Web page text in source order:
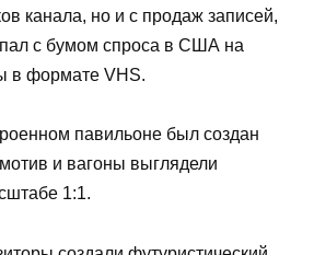
канала, но и с продаж записей,
с бумом спроса в США на
в формате VHS.
павильоне был создан
и вагоны выглядели
1:1.